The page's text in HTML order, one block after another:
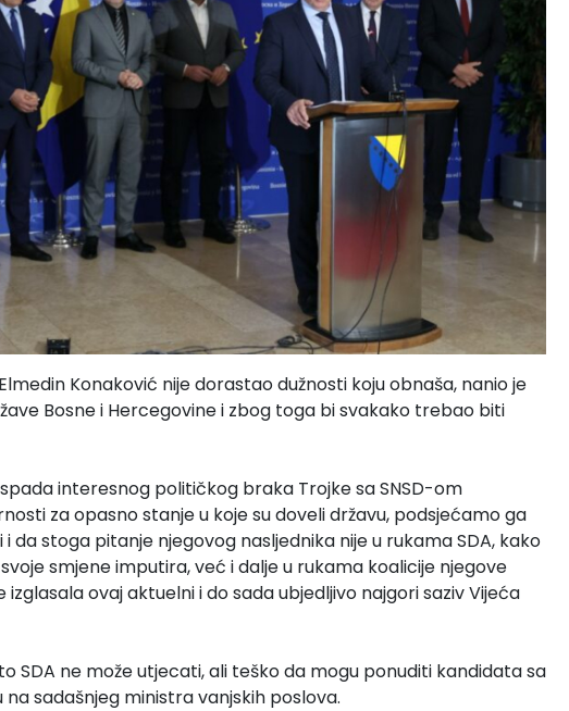
Konaković nije dorastao dužnosti koju obnaša, nanio je
Bosne i Hercegovine i zbog toga bi svakako trebao biti
interesnog političkog braka Trojke sa SNSD-om
za opasno stanje u koje su doveli državu, podsjećamo ga
i da stoga pitanje njegovog nasljednika nije u rukama SDA, kako
smjene imputira, već i dalje u rukama koalicije njegove
izglasala ovaj aktuelni i do sada ubjedljivo najgori saziv Vijeća
SDA ne može utjecati, ali teško da mogu ponuditi kandidata sa
sadašnjeg ministra vanjskih poslova.